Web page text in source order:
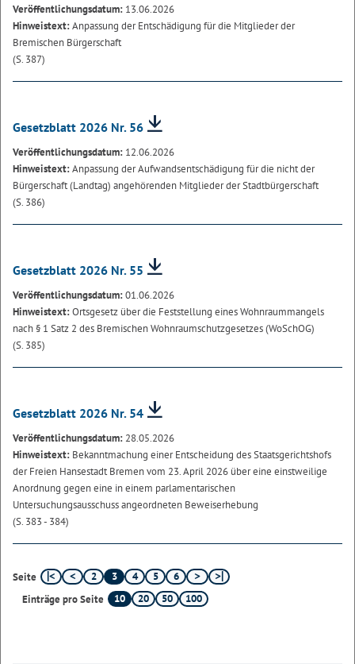
Veröffentlichungsdatum: 13.06.2026
Hinweistext:Anpassung der Entschädigung für die Mitglieder der
Bremischen Bürgerschaft
(S. 387)
Gesetzblatt 2026 Nr. 56
Veröffentlichungsdatum: 12.06.2026
Hinweistext:Anpassung der Aufwandsentschädigung für die nicht der
Bürgerschaft (Landtag) angehörenden Mitglieder der Stadtbürgerschaft
(S. 386)
Gesetzblatt 2026 Nr. 55
Veröffentlichungsdatum:01.06.2026
Hinweistext:Ortsgesetz über die Feststellung eines Wohnraummangels
nach § 1 Satz 2 des Bremischen Wohnraumschutzgesetzes (WoSchOG)
(S. 385)
Gesetzblatt 2026 Nr. 54
Veröffentlichungsdatum: 28.05.2026
Hinweistext: Bekanntmachung einer Entscheidung des Staatsgerichtshofs
der Freien Hansestadt Bremen vom 23. April 2026 über eine einstweilige
Anordnung gegen eine in einem parlamentarischen
Untersuchungsausschuss angeordneten Beweiserhebung
(S. 383 - 384)
Seite 2 3 4 5
6
Einträge pro Seite
10 20 50 100